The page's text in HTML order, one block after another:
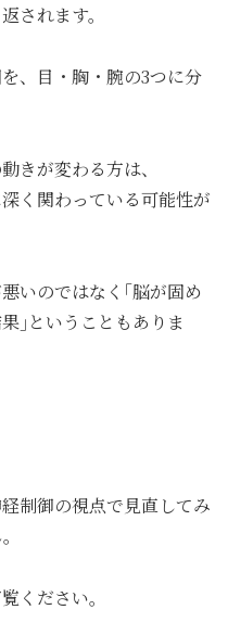
されます。
、目・胸・腕の3つに分
きが変わる方は、
く関わっている可能性が
いのではなく｢脳が固め
｣ということもありま
制御の視点で見直してみ
ください。